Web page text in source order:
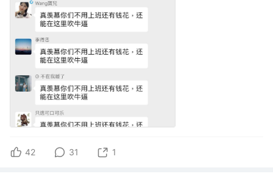
42 31 1